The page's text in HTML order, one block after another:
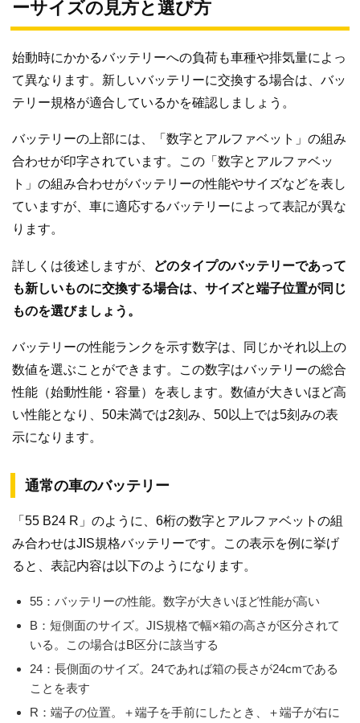
ーサイズの見方と選び方
始動時にかかるバッテリーへの負荷も車種や排気量によっ
て異なります。新しいバッテリーに交換する場合は、バッ
テリー規格が適合しているかを確認しましょう。
バッテリーの上部には、「数字とアルファベット」の組み
合わせが印字されています。この「数字とアルファベッ
ト」の組み合わせがバッテリーの性能やサイズなどを表し
ていますが、車に適応するバッテリーによって表記が異な
ります。
詳しくは後述しますが、
どのタイプのバッテリーであって
も新しいものに交換する場合は、サイズと端子位置が同じ
ものを選びましょう。
バッテリーの性能ランクを示す数字は、同じかそれ以上の
数値を選ぶことができます。この数字はバッテリーの総合
性能（始動性能・容量）を表します。数値が大きいほど高
い性能となり、50未満では2刻み、50以上では5刻みの表
示になります。
通常の車のバッテリー
「55 B24 R」のように、6桁の数字とアルファベットの組
み合わせはJIS規格バッテリーです。この表示を例に挙げ
ると、表記内容は以下のようになります。
55：バッテリーの性能。数字が大きいほど性能が高い
B：短側面のサイズ。JIS規格で幅×箱の高さが区分されて
いる。この場合はB区分に該当する
24：長側面のサイズ。24であれば箱の長さが24cmである
ことを表す
R：端子の位置。＋端子を手前にしたとき、＋端子が右に